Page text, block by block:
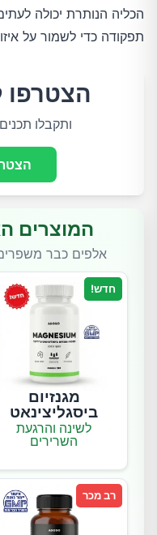
הכליה הנותרת יכולה
תפקודה כדי לשמור על
הצטרפו
ותקבלו
המוצרים
אלפים כבר
חדש!
מגנזיום
ביסגליצינאט
לשינה והרגעת
השרירים
רב מכר